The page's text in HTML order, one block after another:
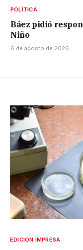
POLÍTICA
Báez pidió
Niño
6 de agosto de 2026
EDICIÓN IMPRESA